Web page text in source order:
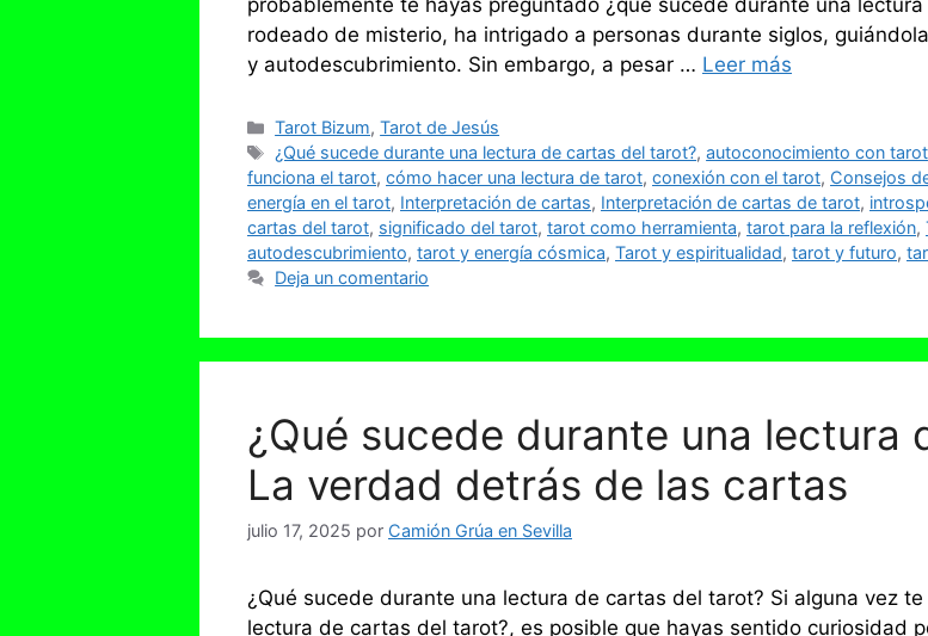
probablemente te hayas preguntado ¿qué sucede durante una
rodeado de misterio, ha intrigado a personas durante siglos,
y autodescubrimiento. Sin embargo, a pesar … Leer más
Categorías
Tarot Bizum,Tarot de Jesús
Etiquetas
¿Qué sucede durante una lectura de cartas del tarot?,autoconocimiento con tarot
funciona el tarot, cómo hacer una lectura de tarot, conexión con el tarot, Consejos
energía en el tarot, Interpretación de cartas, Interpretación de cartas de tarot,
cartas del tarot, significado del tarot, tarot como herramienta, tarot para la reflexión,
autodescubrimiento, tarot y energía cósmica, Tarot y espiritualidad, tarot y futuro,
Deja un comentario
¿Qué sucede durante una lectura
La verdad detrás de las cartas
julio 17, 2025 por Camión Grúa en Sevilla
¿Qué sucede durante una lectura de cartas del tarot? Si alguna vez
lectura de cartas del tarot?, es posible que hayas sentido curiosidad